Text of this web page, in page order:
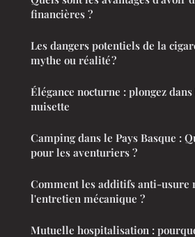
financières ?
Les dangers potentiels de la
mythe ou réalité ?
Élégance nocturne : plongez
nuisette
Camping dans le Pays Basque :
pour les aventuriers ?
Comment les additifs anti-usure
l'entretien mécanique ?
Mutuelle hospitalisation :